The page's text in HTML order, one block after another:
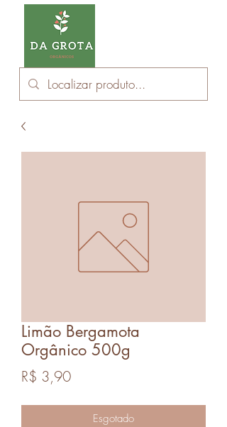
Limão Bergamota
Orgânico 500g
R$ 3,90Preço
Esgotado